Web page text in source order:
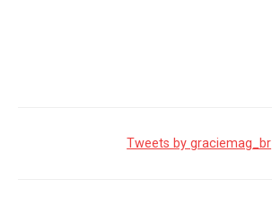
Tweets by graciemag_br